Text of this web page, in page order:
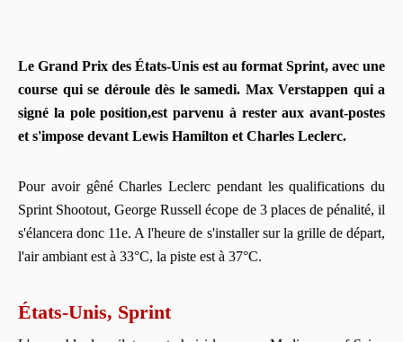
Le Grand Prix des États-Unis est au format Sprint, avec une
course qui se déroule dès le samedi. Max Verstappen qui a
signé la pole position,est parvenu à rester aux avant-postes
et s'impose devant Lewis Hamilton et Charles Leclerc.
Pour avoir gêné Charles Leclerc pendant les qualifications du
Sprint Shootout, George Russell écope de 3 places de pénalité, il
s'élancera donc 11e. A l'heure de s'installer sur la grille de départ,
l'air ambiant est à 33°C, la piste est à 37°C.
États-Unis, Sprint